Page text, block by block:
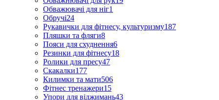
Обважювачі для ніг1
Обручі24
Рукавички для фітнесу, культуризму187
Пляшки та фляги8
Пояси для схуднення6
Резинки для фітнесу18
Ролики для пресу47
Скакалки177
Килимки та мати506
Фітнес тренажери15
Упори для віджимань43